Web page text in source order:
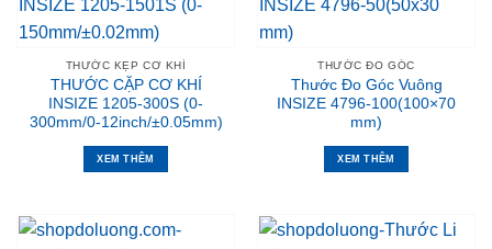
THƯỚC KẸP CƠ KHÍ
THƯỚC CẶP CƠ KHÍ
INSIZE 1205-300S (0-
300mm/0-12inch/±0.05mm)
XEM THÊM
THƯỚC ĐO GÓC
Thước Đo Góc Vuông
INSIZE 4796-100(100×70
mm)
XEM THÊM